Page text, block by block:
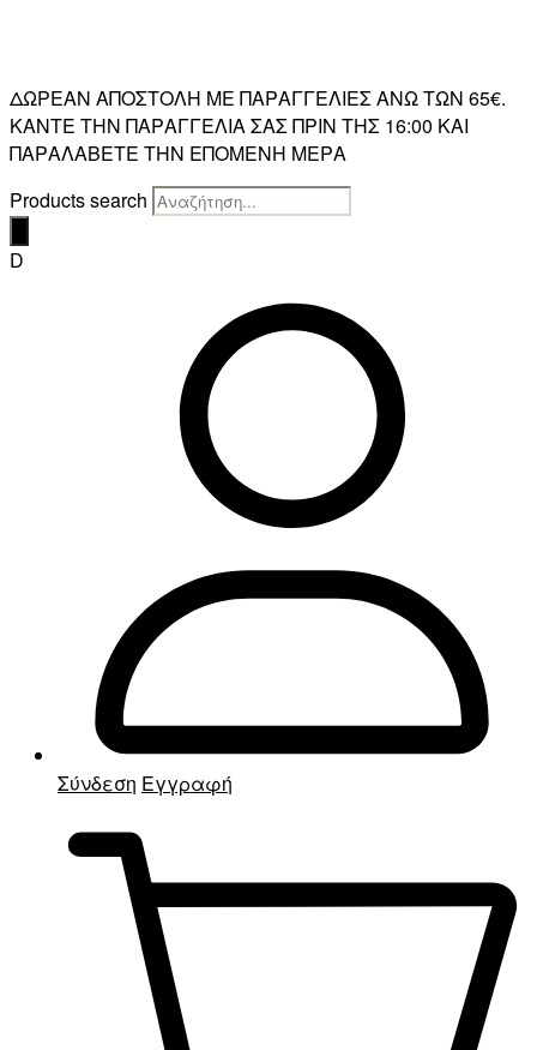
ΔΩΡΕΑΝ ΑΠΟΣΤΟΛΗ ΜΕ ΠΑΡΑΓΓΕΛΙΕΣ ΑΝΩ ΤΩΝ 65€.
ΚΑΝΤΕ ΤΗΝ ΠΑΡΑΓΓΕΛΙΑ ΣΑΣ ΠΡΙΝ ΤΗΣ 16:00 ΚΑΙ
ΠΑΡΑΛΑΒΕΤΕ ΤΗΝ ΕΠΟΜΕΝΗ ΜΕΡΑ
Products search
D
Σύνδεση Εγγραφή